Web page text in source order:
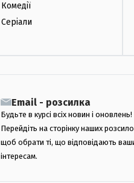
Комедії
Серіали
Email - розсилка
Будьте в курсі всіх новин і оновлень!
Перейдіть на сторінку наших
щоб обрати ті, що відповідають
інтересам.